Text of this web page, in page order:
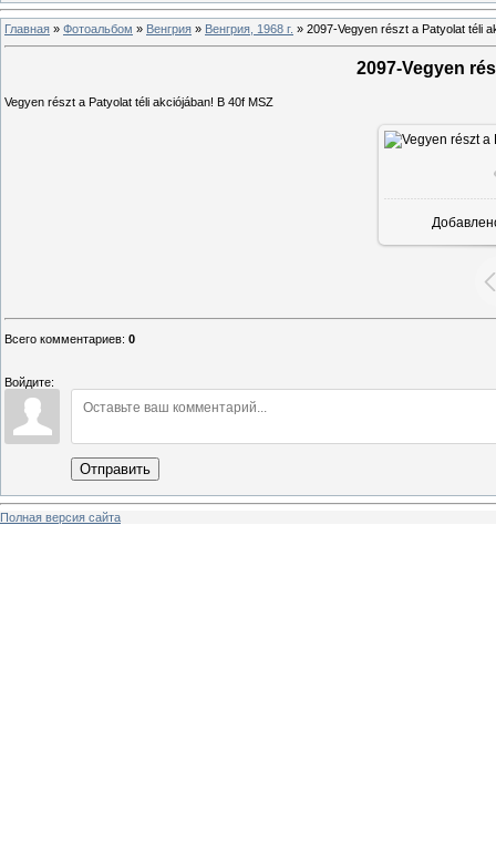
Главная » Фотоальбом » Венгрия » Венгрия, 1968 г. » 2097-Vegyen részt a Patyolat téli
2097-Vegyen
Vegyen részt a Patyolat téli akciójában! B 40f MSZ
Всего комментариев: 0
Войдите:
Отправить
Полная версия сайта